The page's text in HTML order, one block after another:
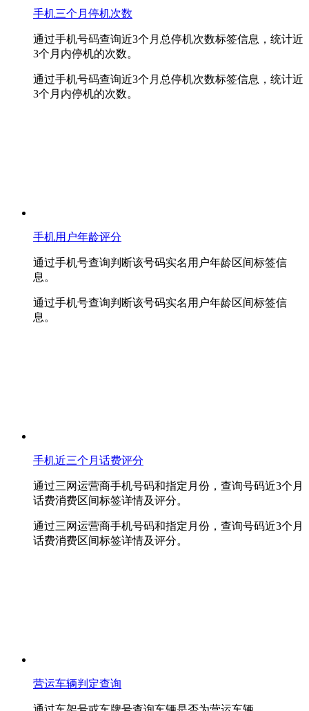
手机三个月停机次数
通过手机号码查询近3个月总停机次数标签信息，统计近
3个月内停机的次数。
通过手机号码查询近3个月总停机次数标签信息，统计近
3个月内停机的次数。
手机用户年龄评分
通过手机号查询判断该号码实名用户年龄区间标签信
息。
通过手机号查询判断该号码实名用户年龄区间标签信
息。
手机近三个月话费评分
通过三网运营商手机号码和指定月份，查询号码近3个月
话费消费区间标签详情及评分。
通过三网运营商手机号码和指定月份，查询号码近3个月
话费消费区间标签详情及评分。
营运车辆判定查询